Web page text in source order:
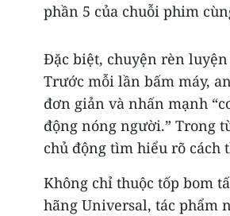
phần 5 của chuỗi phim
Đặc biệt, chuyện rèn
Trước mỗi lần bấm máy,
đơn giản và nhấn mạnh
động nóng người.” Trong
chủ động tìm hiểu rõ cách
Không chỉ thuộc tốp bom
hãng Universal, tác phẩm